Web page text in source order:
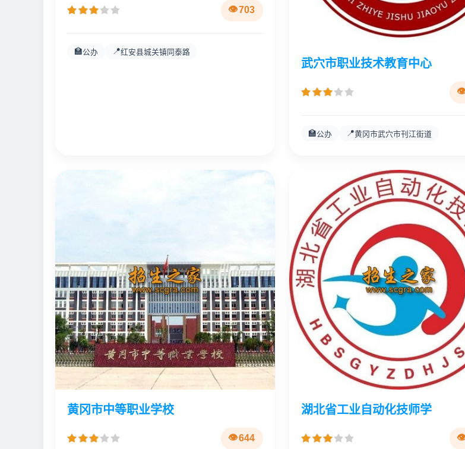
703
🏫公办 📍红安县城关镇同泰路
武穴市职业技术教育中心
🏫公办 📍黄冈市武穴市刊江街道
黄冈市中等职业学校
644
湖北省工业自动化技师学